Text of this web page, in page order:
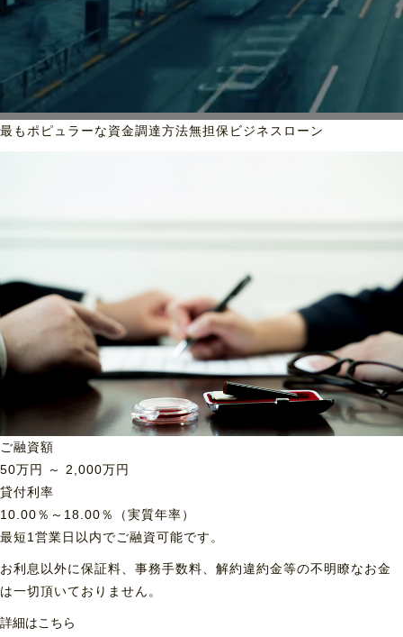
最もポピュラーな資金調達方法無担保ビジネスローン
ご融資額
50万円 ～ 2,000万円
貸付利率
10.00％～18.00％（実質年率）
最短1営業日以内でご融資可能です。
お利息以外に保証料、事務手数料、解約違約金等の不明瞭なお金
は一切頂いておりません。
詳細はこちら